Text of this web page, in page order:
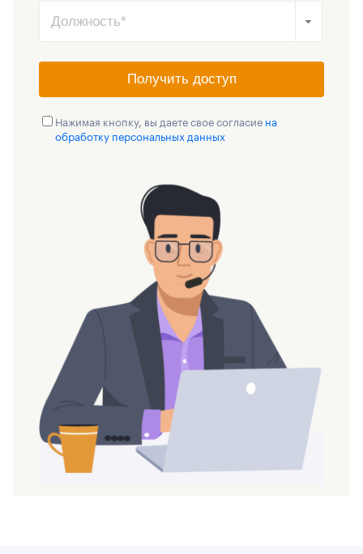
Получить доступ
Нажимая кнопку, вы даете свое согласие на
обработку персональных данных